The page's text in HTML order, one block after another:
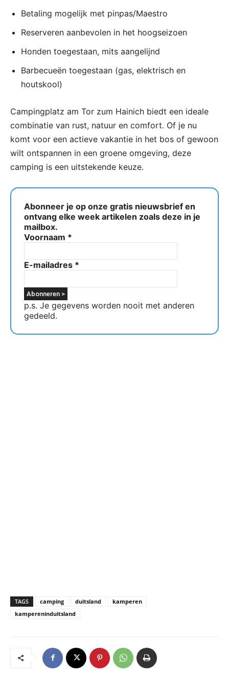
Betaling mogelijk met pinpas/Maestro
Reserveren aanbevolen in het hoogseizoen
Honden toegestaan, mits aangelijnd
Barbecueën toegestaan (gas, elektrisch en
houtskool)
Campingplatz am Tor zum Hainich biedt een ideale
combinatie van rust, natuur en comfort. Of je nu
komt voor een actieve vakantie in het bos of gewoon
wilt ontspannen in een groene omgeving, deze
camping is een uitstekende keuze.
Abonneer je op onze gratis nieuwsbrief en
ontvang elke week artikelen zoals deze in je
mailbox.
Voornaam *
E-mailadres *
p.s. Je gegevens worden nooit met anderen
gedeeld.
TAGS camping duitsland
kamperen
kampereninduitsland